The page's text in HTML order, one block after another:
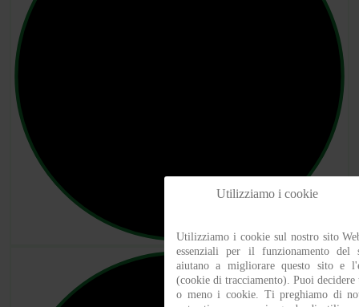
Utilizziamo i cookie
Utilizziamo i cookie sul nostro sito
essenziali per il funzionamento
aiutano a migliorare questo sito e
(cookie di tracciamento). Puoi decidere
o meno i cookie. Ti preghiamo di